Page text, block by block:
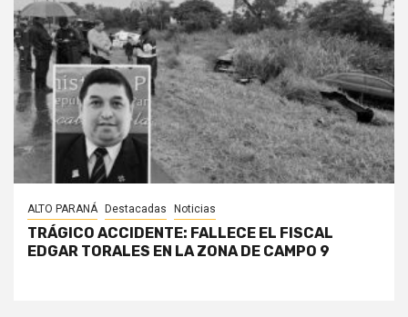
ALTO PARANÁ Destacadas Noticias
TRÁGICO ACCIDENTE: FALLECE EL FISCAL
EDGAR TORALES EN LA ZONA DE CAMPO 9